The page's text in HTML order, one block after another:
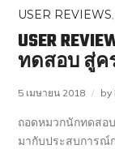
USER REVIEWS
USER
ทดสอบ สู่ค
5 เมษายน 2018 by
ถอดหมวกนักทดสอ
มากับประสบการณ์